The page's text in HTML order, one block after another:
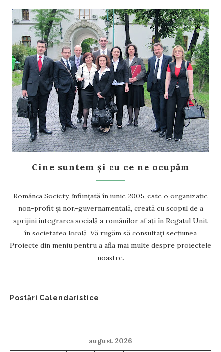
Cine suntem și cu ce ne ocupăm
Românca Society, înființată în iunie 2005, este o organizație
non-profit și non-guvernamentală, creată cu scopul de a
sprijini integrarea socială a românilor aflați în Regatul Unit
în societatea locală. Vă rugăm să consultați secțiunea
Proiecte din meniu pentru a afla mai multe despre proiectele
noastre.
Postări Calendaristice
august 2026